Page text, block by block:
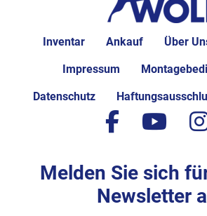
Inventar Ankauf Über
Impressum
Datenschutz
Melden Sie sich
Newsletter